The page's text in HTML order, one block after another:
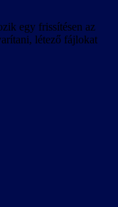
egy frissítésen az
létező fájlokat